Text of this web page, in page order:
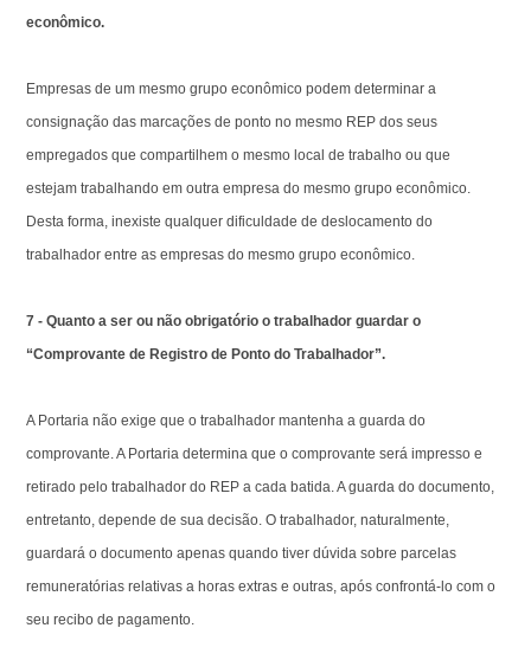
econômico.
Empresas de um mesmo grupo econômico podem determinar a
consignação das marcações de ponto no mesmo REP dos seus
empregados que compartilhem o mesmo local de trabalho ou que
estejam trabalhando em outra empresa do mesmo grupo econômico.
Desta forma, inexiste qualquer dificuldade de deslocamento do
trabalhador entre as empresas do mesmo grupo econômico.
7 - Quanto a ser ou não obrigatório o trabalhador guardar o
“Comprovante de Registro de Ponto do Trabalhador”.
A Portaria não exige que o trabalhador mantenha a guarda do
comprovante. A Portaria determina que o comprovante será impresso e
retirado pelo trabalhador do REP a cada batida. A guarda do documento,
entretanto, depende de sua decisão. O trabalhador, naturalmente,
guardará o documento apenas quando tiver dúvida sobre parcelas
remuneratórias relativas a horas extras e outras, após confrontá-lo com o
seu recibo de pagamento.